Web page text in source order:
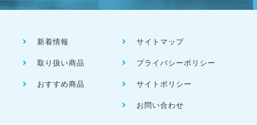
新着情報
取り扱い商品
おすすめ商品
サイトマップ
プライバシーポリシー
サイトポリシー
お問い合わせ